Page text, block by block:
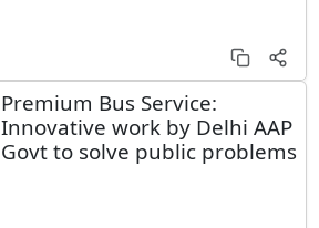
Premium Bus Service:
Innovative work by Delhi AAP
Govt to solve public problems